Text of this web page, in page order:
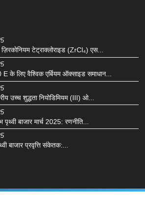
ज़िरकोनियम टेट्राक्लोराइड (ZrCl₄) एस...
के लिए वैश्विक एर्बियम ऑक्साइड समाधान...
उच्च शुद्धता नियोडिमियम (III) ओ...
पृथ्वी बाजार मार्च 2025: रणनीति...
बाजार प्रवृत्ति संकेतक:...